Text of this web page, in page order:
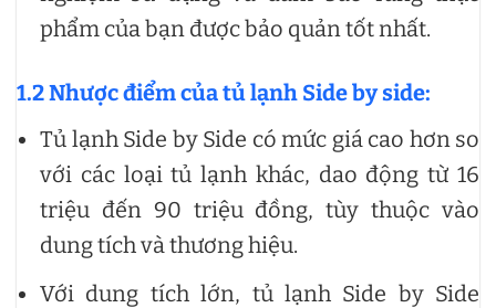
phẩm của bạn được bảo quản tốt nhất.
1.2 Nhược điểm của tủ lạnh Side by side:
Tủ lạnh Side by Side có mức giá cao hơn so
với các loại tủ lạnh khác, dao động từ 16
triệu đến 90 triệu đồng, tùy thuộc vào
dung tích và thương hiệu.
Với dung tích lớn, tủ lạnh Side by Side